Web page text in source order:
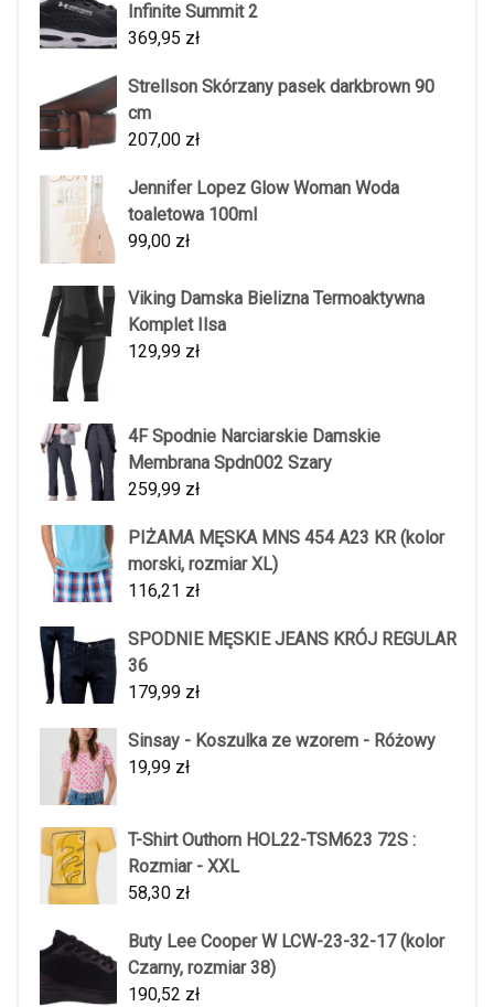
Infinite Summit 2
369,95 zł
Strellson Skórzany pasek darkbrown 90
cm
207,00 zł
Jennifer Lopez Glow Woman Woda
toaletowa 100ml
99,00 zł
Viking Damska Bielizna Termoaktywna
Komplet Ilsa
129,99 zł
4F Spodnie Narciarskie Damskie
Membrana Spdn002 Szary
259,99 zł
PIŻAMA MĘSKA MNS 454 A23 KR (kolor
morski, rozmiar XL)
116,21 zł
SPODNIE MĘSKIE JEANS KRÓJ REGULAR
36
179,99 zł
Sinsay - Koszulka ze wzorem - Różowy
19,99 zł
T-Shirt Outhorn HOL22-TSM623 72S :
Rozmiar - XXL
58,30 zł
Buty Lee Cooper W LCW-23-32-17 (kolor
Czarny, rozmiar 38)
190,52 zł